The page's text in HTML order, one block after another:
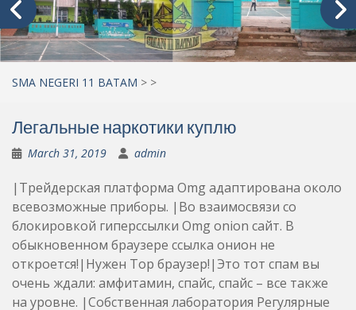
SMA NEGERI 11 BATAM > >
Легальные наркотики куплю
March 31, 2019 admin
|Трейдерская платформа Omg адаптирована около
всевозможные приборы. |Во взаимосвязи со
блокировкой гиперссылки Omg onion сайт. В
обыкновенном браузере ссылка онион не
откроется!|Нужен Тор браузер!|Это тот спам вы
очень ждали: амфитамин, спайс, спайс – все также
на уровне. |Собственная лаборатория Регулярные